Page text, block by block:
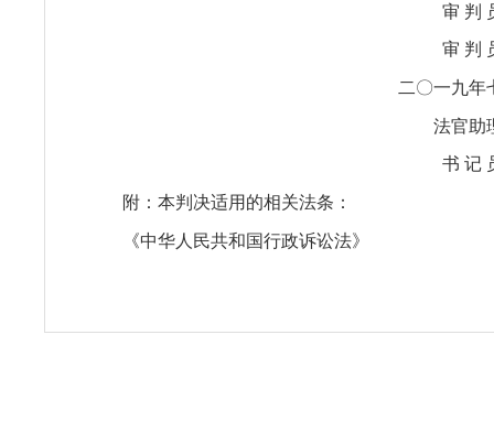
审
审
二〇一九年
法官
书 记
附：本判决适用的相关法条：
《中华人民共和国行政诉讼法》